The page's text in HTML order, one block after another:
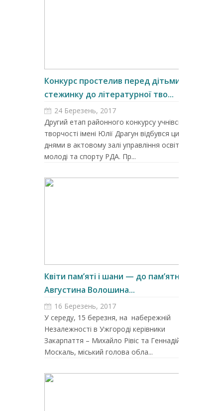
Конкурс простелив перед дітьми
стежинку до літературної тво...
24 Березень, 2017
Другий етап районного конкурсу учнівської
творчості імені Юлії Драгун відбувся цими
днями в актовому залі управління освіти,
молоді та спорту РДА. Пр...
Квіти пам’яті і шани — до пам’ятника
Августина Волошина...
16 Березень, 2017
У середу, 15 березня, на набережній
Незалежності в Ужгороді керівники
Закарпаття – Михайло Рівіс та Геннадій
Москаль, міський голова обла...